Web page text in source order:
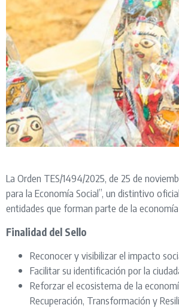
La Orden TES/1494/2025, de 25 de
para la Economía Social”, un distintivo
entidades que forman parte de la economía
Finalidad del Sello
Reconocer y visibilizar el impacto
Facilitar su identificación por la
Reforzar el ecosistema de la
Recuperación, Transformación y